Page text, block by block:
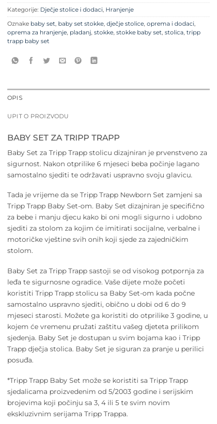
Kategorije: Dječje stolice i dodaci, Hranjenje
Oznake baby set, baby set stokke, dječje stolice, oprema i dodaci,
oprema za hranjenje, pladanj, stokke, stokke baby set, stolica, tripp
trapp baby set
OPIS
UPIT O PROIZVODU
BABY SET ZA TRIPP TRAPP
Baby Set za Tripp Trapp stolicu dizajniran je prvenstveno za
sigurnost. Nakon otprilike 6 mjeseci beba počinje lagano
samostalno sjediti te održavati uspravno svoju glavicu.
Tada je vrijeme da se Tripp Trapp Newborn Set zamjeni sa
Tripp Trapp Baby Set-om. Baby Set dizajniran je specifično
za bebe i manju djecu kako bi oni mogli sigurno i udobno
sjediti za stolom za kojim će imitirati socijalne, verbalne i
motoričke vještine svih onih koji sjede za zajedničkim
stolom.
Baby Set za Tripp Trapp sastoji se od visokog potpornja za
leđa te sigurnosne ogradice. Vaše dijete može početi
koristiti Tripp Trapp stolicu sa Baby Set-om kada počne
samostalno uspravno sjediti, obično u dobi od 6 do 9
mjeseci starosti. Možete ga koristiti do otprilike 3 godine, u
kojem će vremenu pružati zaštitu vašeg djeteta prilikom
sjedenja. Baby Set je dostupan u svim bojama kao i Tripp
Trapp dječja stolica. Baby Set je siguran za pranje u perilici
posuđa.
*Tripp Trapp Baby Set može se koristiti sa Tripp Trapp
sjedalicama proizvedenim od 5/2003 godine i serijskim
brojevima koji počinju sa 3, 4 ili 5 te svim novim
ekskluzivnim serijama Tripp Trappa.